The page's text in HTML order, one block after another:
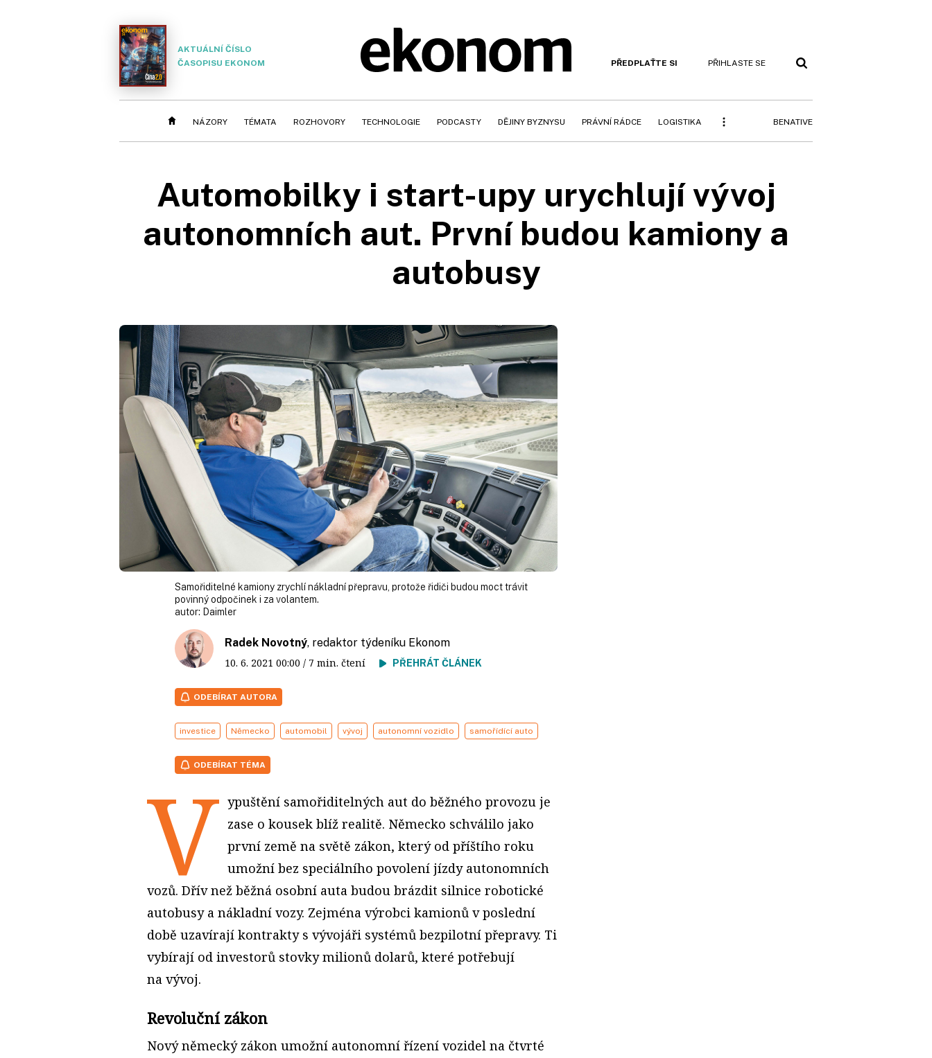
AKTUÁLNÍ ČÍSLO
ČASOPISU EKONOM
PŘEDPLAŤTE SI PŘIHLASTE SE
NÁZORY TÉMATA ROZHOVORY TECHNOLOGIE PODCASTY DĚJINY BYZNYSU PRÁVNÍ RÁDCE LOGISTIKA BENATIVE
Automobilky i start-upy urychlují vývoj
autonomních aut. První budou kamiony a
autobusy
Samořiditelné kamiony zrychlí nákladní přepravu, protože řidiči budou moct trávit
povinný odpočinek i za volantem.
autor: Daimler
Radek Novotný, redaktor týdeníku Ekonom
10. 6. 2021 00:00 / 7 min. čtení PŘEHRÁT ČLÁNEK
ODEBÍRAT AUTORA
investice Německo automobil vývoj autonomní vozidlo samořídící auto
ODEBÍRAT TÉMA
V ypuštění samořiditelných aut do běžného provozu je
zase o kousek blíž realitě. Německo schválilo jako
první země na světě zákon, který od příštího roku
umožní bez speciálního povolení jízdy autonomních
vozů. Dřív než běžná osobní auta budou brázdit silnice robotické
autobusy a nákladní vozy. Zejména výrobci kamionů v poslední
době uzavírají kontrakty s vývojáři systémů bezpilotní přepravy. Ti
vybírají od investorů stovky milionů dolarů, které potřebují
na vývoj.
Revoluční zákon
Nový německý zákon umožní autonomní řízení vozidel na čtvrté